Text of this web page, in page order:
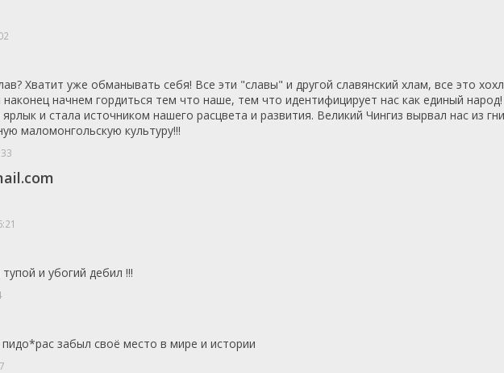
Хватит уже обманывать себя! Все эти "славы" и другой славянский хлам, все это
начнем гордиться тем что наше, тем что идентифицирует нас как единый
и стала источником нашего расцвета и развития. Великий Чингиз вырвал нас из
маломонгольскую культуру!!!
и убогий дебил !!!
пидо*рас забыл своë место в мире и истории